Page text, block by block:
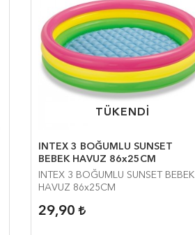
TÜKENDİ
TÜKENDİ
INTEX 3 BOĞUMLU SUNSET
BEBEK HAVUZ 86x25CM
INTEX 3 BOĞUMLU SUNSET BEBEK
HAVUZ 86x25CM
29,90